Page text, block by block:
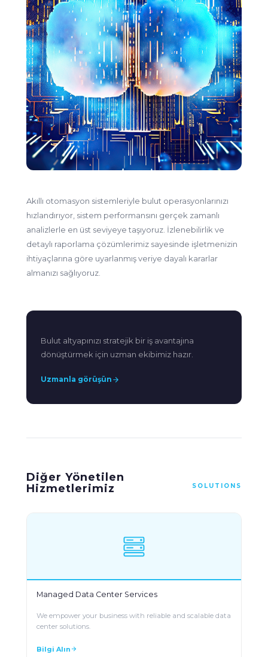
Akıllı otomasyon sistemleriyle bulut operasyonlarınızı
hızlandırıyor, sistem performansını gerçek zamanlı
analizlerle en üst seviyeye taşıyoruz. İzlenebilirlik ve
detaylı raporlama çözümlerimiz sayesinde işletmenizin
ihtiyaçlarına göre uyarlanmış veriye dayalı kararlar
almanızı sağlıyoruz.
Bulut altyapınızı stratejik bir iş avantajına
dönüştürmek için uzman ekibimiz hazır.
Uzmanla görüşün
Diğer Yönetilen
Hizmetlerimiz
SOLUTIONS
Managed Data Center Services
We empower your business with reliable and scalable data
center solutions.
Bilgi Alın